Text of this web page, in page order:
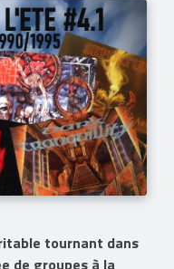
tournant dans